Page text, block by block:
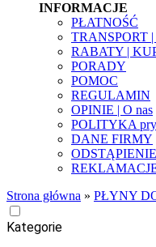
INFORMACJE
PŁATNOŚĆ
TRANSPORT
RABATY |
PORADY
POMOC
REGULAMIN
OPINIE | O nas
POLITYKA
DANE FIRMY
Strona główna » PŁYNY
Kategorie